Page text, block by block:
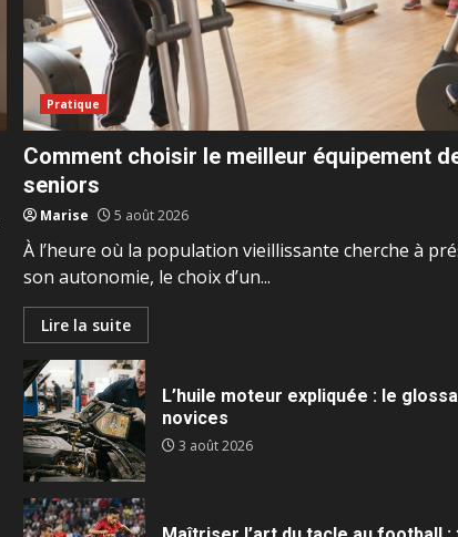
Pratique
Comment choisir le meilleur équipement
seniors
Marise 5 août 2026
À l’heure où la population vieillissante cherche à
son autonomie, le choix d’un...
Lire la suite
L’huile moteur expliquée : le
novices
3 août 2026